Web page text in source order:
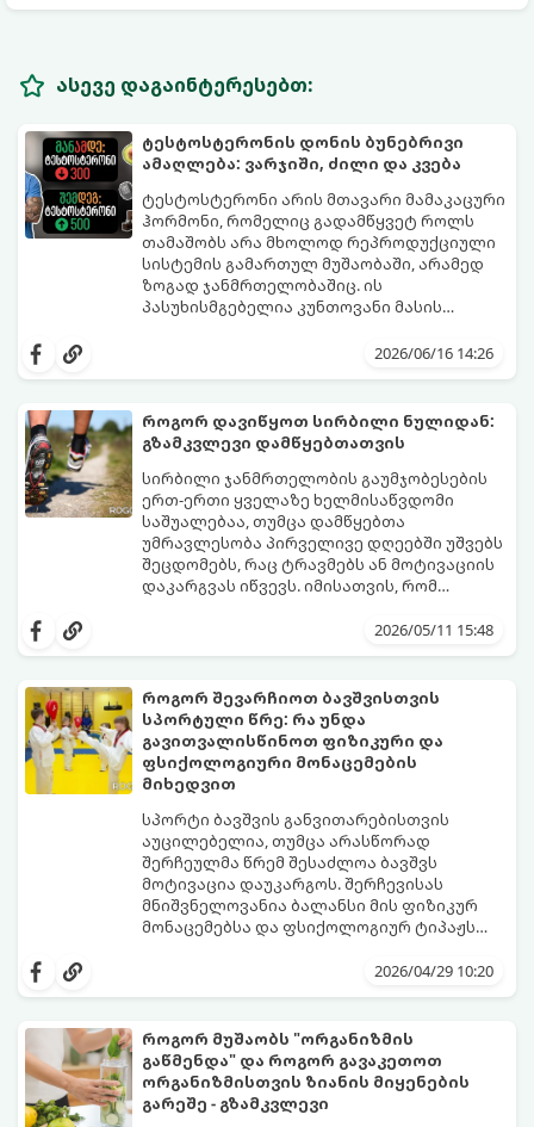
ასევე დაგაინტერესებთ:
ტესტოსტერონის დონის ბუნებრივი
ამაღლება: ვარჯიში, ძილი და კვება
ტესტოსტერონი არის მთავარი მამაკაცური
ჰორმონი, რომელიც გადამწყვეტ როლს
თამაშობს არა მხოლოდ რეპროდუქციული
სისტემის გამართულ მუშაობაში, არამედ
ზოგად ჯანმრთელობაშიც. ის
პასუხისმგებელია კუნთოვანი მასის
დონეზე, გუნება-განწყობაზე,
ორგანიზმში ტესტოსტერონის დონე
თანამედროვე სტრესული ცხოვრების წესი,
არასწორი კვება და უმოძრაობა ამ პროცესს
კატასტროფულად აჩქარებს. დაბალი
ტესტოსტერონი იწვევს მუდმივ
დაღლილობას, დეპრესიას, კუნთების
განლევასა და ცხიმის დაგროვებას მუცლის
არეში.
სინთეტიკური ჰორმონალური თერაპიის
დაწყებამდე, რომელსაც ხშირად
სერიოზული გვერდითი ეფექტები აქვს,
უმჯობესია ორგანიზმს ტესტოსტერონის
გამომუშავებაში ბუნებრივი, მეცნიერულად
დადასტურებული გზებით დაეხმაროთ.
წარმოგიდგენთ ტესტოსტერონის
2026/06/16 14:26
როგორ დავიწყოთ სირბილი ნულიდან:
გზამკვლევი დამწყებთათვის
სირბილი ჯანმრთელობის გაუმჯობესების
ერთ-ერთი ყველაზე ხელმისაწვდომი
საშუალებაა, თუმცა დამწყებთა
უმრავლესობა პირველივე დღეებში უშვებს
შეცდომებს, რაც ტრავმებს ან მოტივაციის
დაკარგვას იწვევს. იმისათვის, რომ
ნაწილად იქცეს, მიჰყევით ამ ინსტრუქციას:
2026/05/11 15:48
როგორ შევარჩიოთ ბავშვისთვის
სპორტული წრე: რა უნდა
გავითვალისწინოთ ფიზიკური და
ფსიქოლოგიური მონაცემების
მიხედვით
სპორტი ბავშვის განვითარებისთვის
აუცილებელია, თუმცა არასწორად
შერჩეულმა წრემ შესაძლოა ბავშვს
მოტივაცია დაუკარგოს. შერჩევისას
მნიშვნელოვანია ბალანსი მის ფიზიკურ
მონაცემებსა და ფსიქოლოგიურ ტიპაჟს
2026/04/29 10:20
როგორ მუშაობს "ორგანიზმის
გაწმენდა" და როგორ გავაკეთოთ
ორგანიზმისთვის ზიანის მიყენების
გარეშე - გზამკვლევი